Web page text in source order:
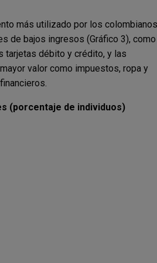
más utilizado por los colombianos
de bajos ingresos (Gráfico 3), como
tarjetas débito y crédito, y las
valor como impuestos, ropa y
(porcentaje de individuos)